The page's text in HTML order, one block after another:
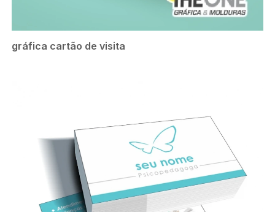
gráfica cartão de visita